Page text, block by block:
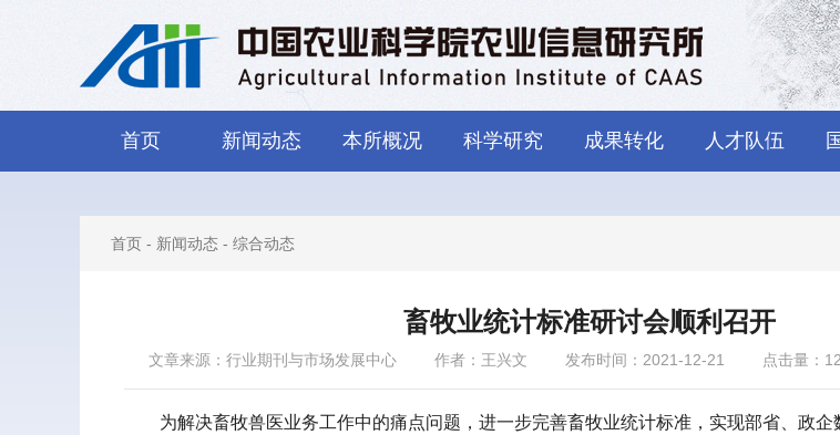
首页 新闻动态 本所概况 科学研究 成果转化 人才队伍
首页 - 新闻动态 - 综合动态
畜牧业统计标准研讨会顺利召开
文章来源：行业期刊与市场发展中心 作者：王兴文 发布时间：2021-12-21 点击量：
为解决畜牧兽医业务工作中的痛点问题，进一步完善畜牧业统计标准，实现部省、政